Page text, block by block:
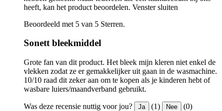
heeft, kan het product beoordelen. Venster sluiten
Beoordeeld met 5 van 5 Sterren.
Sonett bleekmiddel
Grote fan van dit product. Het bleek mijn kleren niet enkel de
vlekken zodat ze er gemakkelijker uit gaan in de wasmachine.
10/10 raad dit zeker aan om te kopen als je kinderen hebt of
wasbare luiers/maandverband gebruikt.
Was deze recensie nuttig voor jou? Ja (1) Nee (0)